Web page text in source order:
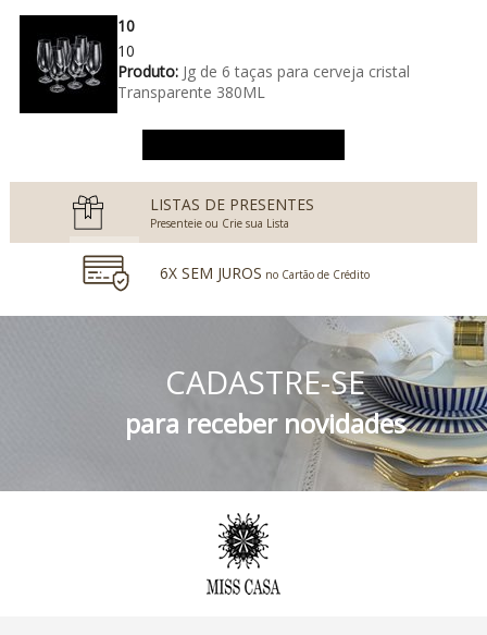
10
10
Produto:Jg de 6 taças para cerveja cristal
Transparente 380ML
LISTAS DE PRESENTES
Presenteie ou Crie sua Lista
6X SEM JUROS no Cartão de Crédito
no Boleto Bancário e PIX
FRETE GRÁTIS Consulte o Regulamento
CADASTRE-SE
para receber novidades